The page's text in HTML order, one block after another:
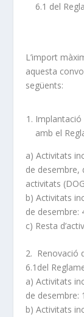
6.1 del
L’import
aquesta
següents:
Implantació
amb el
a) Activitats
de desembre,
activitats
b) Activitats
de desembre:
c) Resta
2. Renovació
6.1del
a) Activitats
de desembre:
b) Activitats